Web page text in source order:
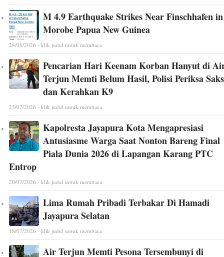
M 4.9 Earthquake Strikes Near Finschhafen in
Morobe Papua New Guinea
28/06/2026 - klik judul untuk membaca
Pencarian Hari Keenam Korban Hanyut di
Terjun Memti Belum Hasil, Polisi Periksa
dan Kerahkan K9
23/07/2026 - klik judul untuk membaca
Kapolresta Jayapura Kota Mengapresiasi
Antusiasme Warga Saat Nonton Bareng Final
Piala Dunia 2026 di Lapangan Karang PTC
Entrop
20/07/2026 - klik judul untuk membaca
Lima Rumah Pribadi Terbakar Di Hamadi
Jayapura Selatan
18/07/2026 - klik judul untuk membaca
Air Terjun Memti Pesona Tersembunyi di